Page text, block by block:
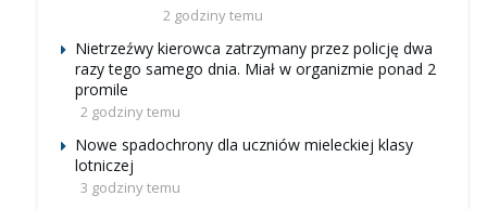
2 godziny temu
Nietrzeźwy kierowca zatrzymany przez policję dwa
razy tego samego dnia. Miał w organizmie ponad 2
promile
2 godziny temu
Nowe spadochrony dla uczniów mieleckiej klasy
lotniczej
3 godziny temu